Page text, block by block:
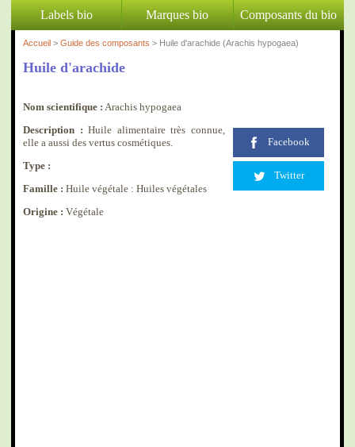
Labels bio Marques bio Composants du bio
Accueil > Guide des composants > Huile d'arachide (Arachis hypogaea)
Huile d'arachide
Nom scientifique : Arachis hypogaea
Facebook
Twitter
Description : Huile alimentaire très connue,
elle a aussi des vertus cosmétiques.
Type :
Famille : Huile végétale : Huiles végétales
Origine : Végétale